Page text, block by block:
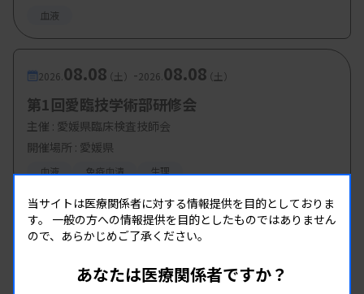
ICC分類-
緒方正男先生（大分大学医学部 腫瘍・血液
内科学講座 教授）
【参加費・定員など】
・参加費：会員 7000円
・定 員：70 名
血液
2026. 08.08（土） -2026. 08.08（土）
第1回愛臨技学術部研修会
主催 : 愛媛県臨床検査技師会
開催場所 : 愛媛県
血液 免疫血清 生理
当サイトは医療関係者に対する情報提供を目的としておりま
す。 一般の方への情報提供を目的としたものではありません
ので、あらかじめご了承ください。
あなたは医療関係者ですか？